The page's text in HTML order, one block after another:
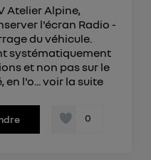
Atelier Alpine,
l'écran Radio -
du véhicule.
systématiquement
et non pas sur le
l'o... voir la suite
0